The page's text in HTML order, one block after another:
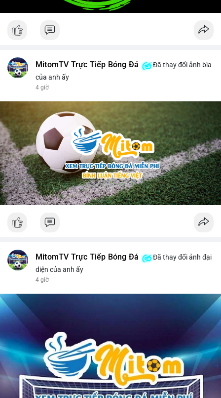
MitomTV Trực Tiếp Bóng Đá
Đã thay đổi ảnh bìa
của anh ấy
4 giờ
MitomTV Trực Tiếp Bóng Đá
Đã thay đổi ảnh đại
diện của anh ấy
4 giờ